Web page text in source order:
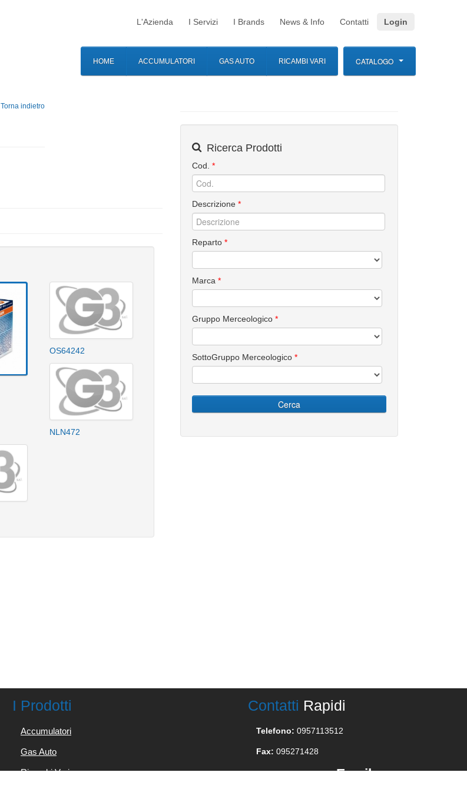
L'Azienda I Servizi I Brands News & Info Contatti Login
HOME ACCUMULATORI GAS AUTO RICAMBI VARI CATALOGO
Torna indietro
OS64242
NLN472
Ricerca Prodotti
Cod. *
Descrizione *
Reparto *
Marca *
Gruppo Merceologico *
SottoGruppo Merceologico *
Cerca
I Prodotti
Accumulatori
Gas Auto
Ricambi Vari
Contatti Rapidi
Telefono: 0957113512
Fax: 095271428
Email